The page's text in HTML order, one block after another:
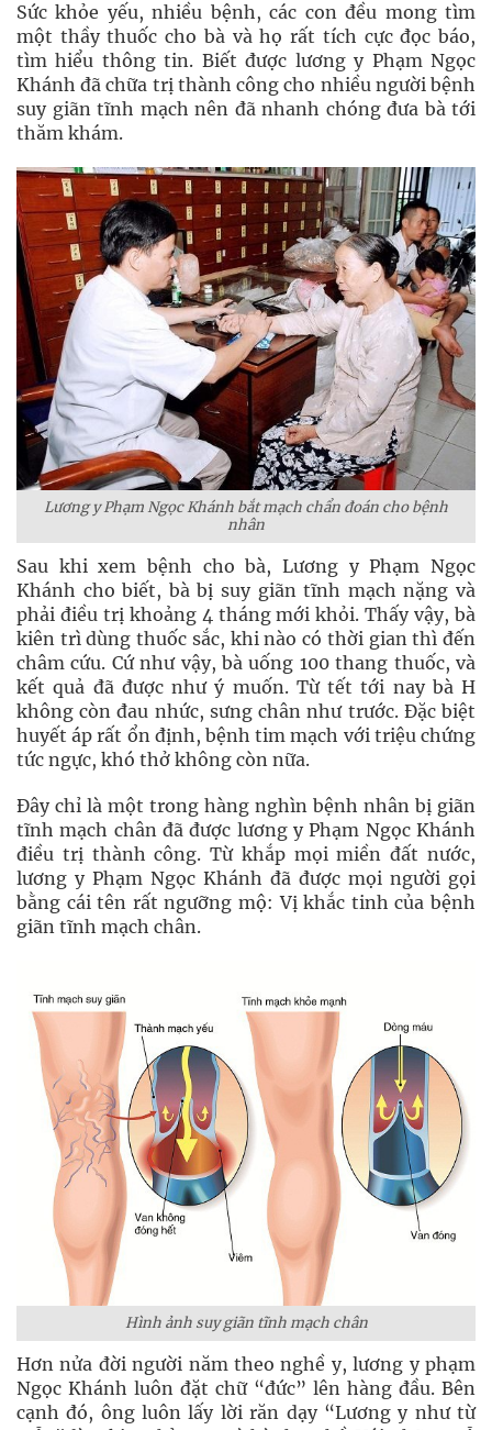
Sức khỏe yếu, nhiều bệnh, các con đều mong tìm
một thầy thuốc cho bà và họ rất tích cực đọc báo,
tìm hiểu thông tin. Biết được lương y Phạm Ngọc
Khánh đã chữa trị thành công cho nhiều người bệnh
suy giãn tĩnh mạch nên đã nhanh chóng đưa bà tới
thăm khám.
Lương y Phạm Ngọc Khánh bắt mạch chẩn đoán cho bệnh
nhân
Sau khi xem bệnh cho bà, Lương y Phạm Ngọc
Khánh cho biết, bà bị suy giãn tĩnh mạch nặng và
phải điều trị khoảng 4 tháng mới khỏi. Thấy vậy, bà
kiên trì dùng thuốc sắc, khi nào có thời gian thì đến
châm cứu. Cứ như vậy, bà uống 100 thang thuốc, và
kết quả đã được như ý muốn. Từ tết tới nay bà H
không còn đau nhức, sưng chân như trước. Đặc biệt
huyết áp rất ổn định, bệnh tim mạch với triệu chứng
tức ngực, khó thở không còn nữa.
Đây chỉ là một trong hàng nghìn bệnh nhân bị giãn
tĩnh mạch chân đã được lương y Phạm Ngọc Khánh
điều trị thành công. Từ khắp mọi miền đất nước,
lương y Phạm Ngọc Khánh đã được mọi người gọi
bằng cái tên rất ngưỡng mộ: Vị khắc tinh của bệnh
giãn tĩnh mạch chân.
Hình ảnh suy giãn tĩnh mạch chân
Hơn nửa đời người năm theo nghề y, lương y phạm
Ngọc Khánh luôn đặt chữ “đức” lên hàng đầu. Bên
cạnh đó, ông luôn lấy lời răn dạy “Lương y như từ